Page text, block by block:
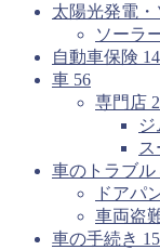
太陽光発電
ソーラ
自動車保険 14
車 56
専門店
車のトラブル
ドアパ
車両盗
車の手続き 15